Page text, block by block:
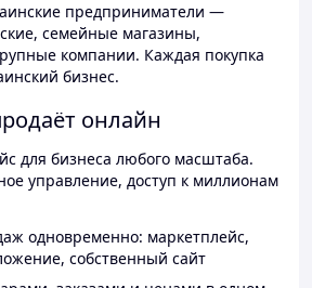
предприниматели —
семейные магазины,
компании. Каждая покупка
бизнес.
онлайн
для бизнеса любого масштаба.
управление, доступ к миллионам
одновременно: маркетплейс,
собственный сайт